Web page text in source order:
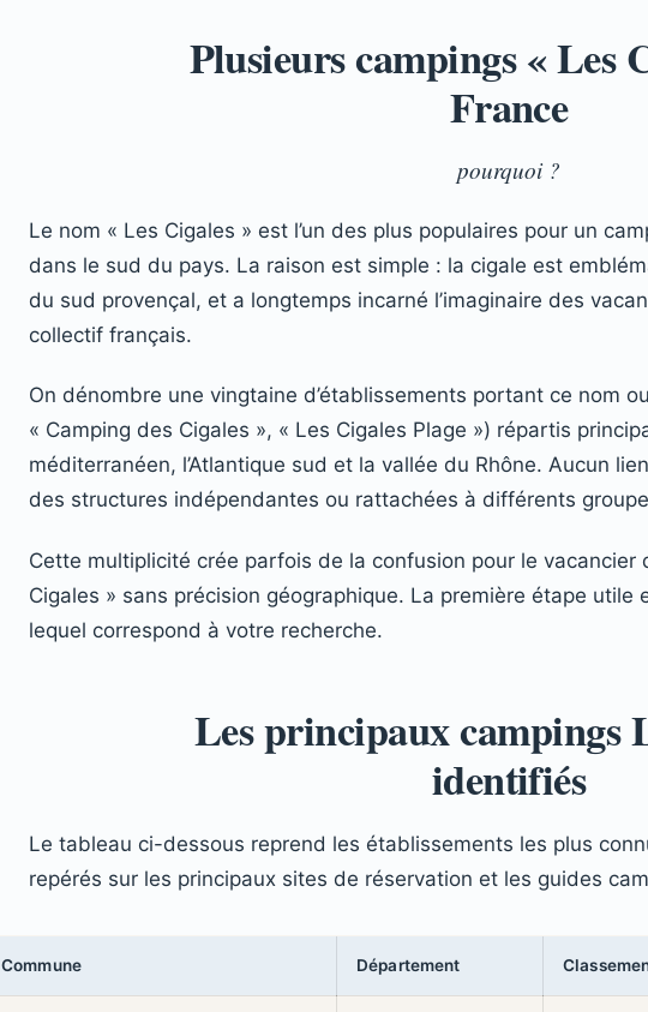
Plusieurs campings « Les
France
pourquoi ?
Le nom « Les Cigales » est l’un des plus populaires pour un
dans le sud du pays. La raison est simple : la cigale est
du sud provençal, et a longtemps incarné l’imaginaire des
collectif français.
On dénombre une vingtaine d’établissements portant ce nom
« Camping des Cigales », « Les Cigales Plage ») répartis
méditerranéen, l’Atlantique sud et la vallée du Rhône. Aucun
des structures indépendantes ou rattachées à différents
Cette multiplicité crée parfois de la confusion pour le vacancier
Cigales » sans précision géographique. La première étape utile
lequel correspond à votre recherche.
Les principaux campings
identifiés
Le tableau ci-dessous reprend les établissements les plus
repérés sur les principaux sites de réservation et les guides
Commune Département